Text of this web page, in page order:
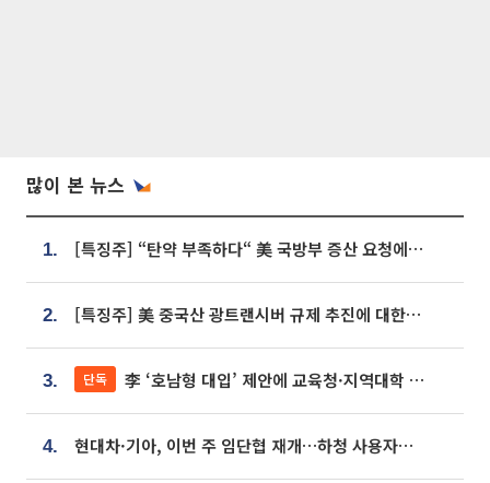
많이 본 뉴스
1. [특징주] “탄약 부족하다“ 美 국방부 증산 요청에⋯국내 방산주 급등세
2. [특징주] 美 중국산 광트랜시버 규제 추진에 대한광통신 등 광통신株 강세
3. 단독 李 ‘호남형 대입’ 제안에 교육청·지역대학 서·논술형 입시 연계 '착수'
4. 현대차·기아, 이번 주 임단협 재개…하청 사용자성 재심도 ‘변수’